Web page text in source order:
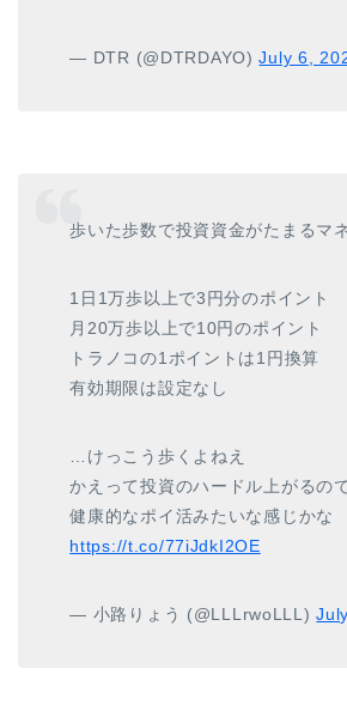
— DTR (@DTRDAYO)July 6,
歩いた歩数で投資資金がたまるマ
1日1万歩以上で3円分のポイント
月20万歩以上で10円のポイント
トラノコの1ポイントは1円換算
有効期限は設定なし
…けっこう歩くよねえ
かえって投資のハードル上がるの
健康的なポイ活みたいな感じかな
https://t.co/77iJdkI2OE
— 小路りょう (@LLLrwoLLL)